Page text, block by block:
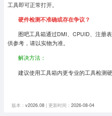
工具即可正常打开。
硬件检测不准确或存在争议？
图吧工具箱通过DMI、CPUID、注册
供参考，请以实物为准。
解决方法：
建议使用工具箱内更专业的工具检测硬
版本： v2026.08| 更新时间： 2026-08-04